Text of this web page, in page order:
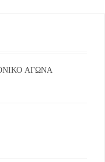
ΑΓΩΝΑ